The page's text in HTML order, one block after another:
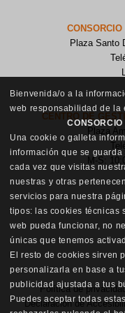
Plaza Santo
CENTRO DE
Plaza
M-S:
Política de
Declaración de
Bienvenida/o a la
web responsabilidad de la
Una cookie o galleta
información que se guarda
cada vez que visitas
nuestras y otras
servicios para nuestra
tipos: las cookies técnicas
web pueda funcionar, no
únicas que tenemos
El resto de cookies sirven
personalizarla en base a
publicidad ajustada a tus
Puedes aceptar todas